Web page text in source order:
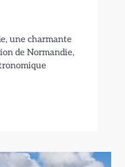
une charmante
de Normandie,